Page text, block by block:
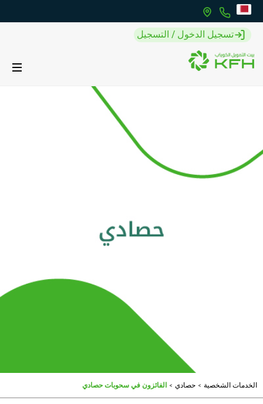
تسجيل الدخول / التسجيل
الخدمات الشخصية > حصادي > الفائزون في سحوبات حصادي